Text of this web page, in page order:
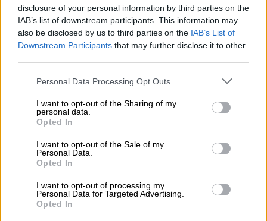
disclosure of your personal information by third parties on the
IAB’s list of downstream participants. This information may
also be disclosed by us to third parties on the IAB’s List of
Downstream Participants that may further disclose it to other
Please note that this website/app uses one or more Google
not limited to your visit or usage behaviour. You may click to
grant or deny consent to Google and its third-party tags to
use your data for below specified purposes in below Google
consent section.
Personal Data Processing Opt Outs
I want to opt-out of the Sharing of my
personal data.
Opted In
I want to opt-out of the Sale of my
Personal Data.
Opted In
I want to opt-out of processing my
Personal Data for Targeted Advertising.
Opted In
Συγκεκριμένα την Τρίτη, 28 Ιουνίου, στον
οικισμόΓλυφάδας Ροδόπης αστυνομικοί
της Συνοριακής Φύλαξης Σαπών
συμμορφώθηκε αλλά ανέπτυξε ταχύτητα
συνεχίζοντας τη διαδρομή του
πραγματοποιώντας επικίνδυνους ελιγμούς
πορείας του και να ακινητοποιηθεί,
χωρίς να
τραυματιστούν οι επιβαίνοντες. Ο
διακινητής, που στερείται άδειας
ικανότητας οδήγησης,επιχείρησε να
διαφύγει πεζός αλλά συνελήφθη.